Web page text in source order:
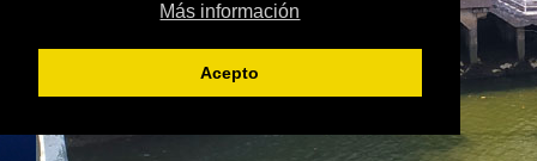
Más información
Acepto